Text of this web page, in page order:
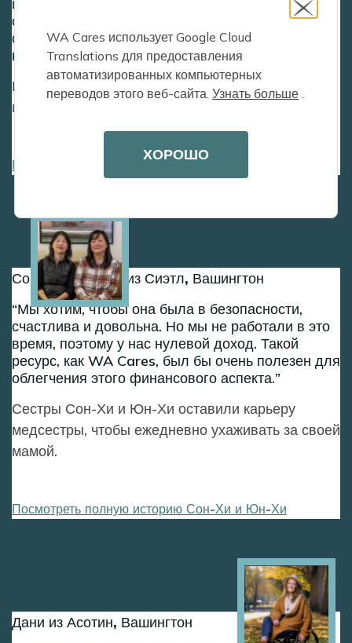
инвалидом. Я думал, что я непобедим. Иметь эти
средства, чтобы помочь поддержать, помочь
обеспечить себя, я просто думаю, что это так
важно.
После паралича Сойеру требуется помощь с
принятием душа и одеванием.
Посмотреть полную историю Сойер
Сон-Хи и Юн-Хи из Сиэтл, Вашингтон
Мы хотим, чтобы она была в безопасности,
счастлива и довольна. Но мы не работали в это
время, поэтому у нас нулевой доход. Такой
ресурс, как WA Cares, был бы очень полезен для
облегчения этого финансового аспекта.
Сестры Сон-Хи и Юн-Хи оставили карьеру
медсестры, чтобы ежедневно ухаживать за своей
мамой.
Посмотреть полную историю Сон-Хи и Юн-Хи
Image
Дани из Асотин, Вашингтон
Image
WA Cares использует Google Cloud
Translations для предоставления
автоматизированных компьютерных
переводов этого веб-сайта. Узнать больше.
ХОРОШО